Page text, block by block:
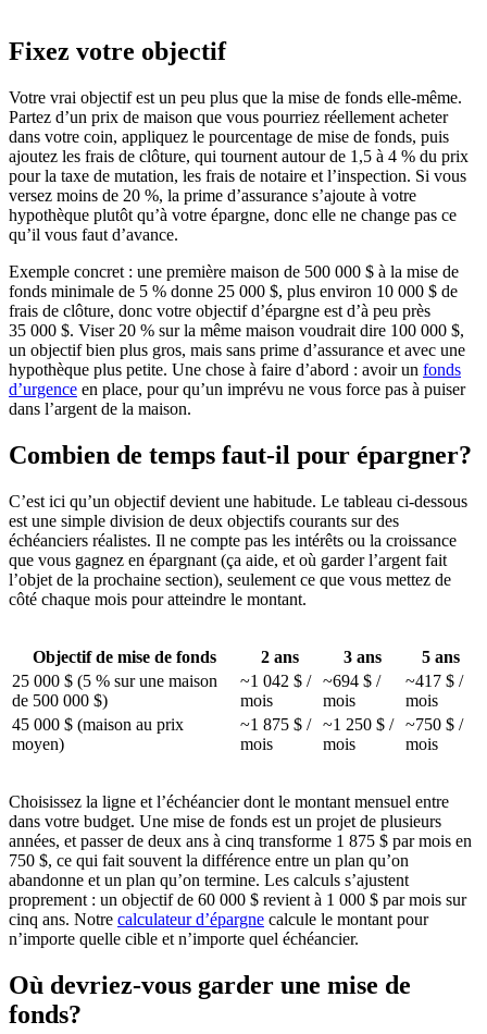
Fixez votre objectif
Votre vrai objectif est un peu plus que la mise de fonds elle-même.
Partez d’un prix de maison que vous pourriez réellement acheter
dans votre coin, appliquez le pourcentage de mise de fonds, puis
ajoutez les frais de clôture, qui tournent autour de 1,5 à 4 % du prix
pour la taxe de mutation, les frais de notaire et l’inspection. Si vous
versez moins de 20 %, la prime d’assurance s’ajoute à votre
hypothèque plutôt qu’à votre épargne, donc elle ne change pas ce
qu’il vous faut d’avance.
Exemple concret : une première maison de 500 000 $ à la mise de
fonds minimale de 5 % donne 25 000 $, plus environ 10 000 $ de
frais de clôture, donc votre objectif d’épargne est d’à peu près
35 000 $. Viser 20 % sur la même maison voudrait dire 100 000 $,
un objectif bien plus gros, mais sans prime d’assurance et avec une
hypothèque plus petite. Une chose à faire d’abord : avoir un fonds
d’urgence en place, pour qu’un imprévu ne vous force pas à puiser
dans l’argent de la maison.
Combien de temps faut-il pour épargner?
C’est ici qu’un objectif devient une habitude. Le tableau ci-dessous
est une simple division de deux objectifs courants sur des
échéanciers réalistes. Il ne compte pas les intérêts ou la croissance
que vous gagnez en épargnant (ça aide, et où garder l’argent fait
l’objet de la prochaine section), seulement ce que vous mettez de
côté chaque mois pour atteindre le montant.
Objectif de mise de fonds 2 ans 3 ans
5 ans
25 000 $ (5 % sur une maison
de 500 000 $)
~1 042 $ /
mois
~694 $ /
mois
~417 $ /
mois
45 000 $ (maison au prix
moyen)
~1 875 $ /
mois
~1 250 $ /
mois
~750 $ /
mois
Choisissez la ligne et l’échéancier dont le montant mensuel entre
dans votre budget. Une mise de fonds est un projet de plusieurs
années, et passer de deux ans à cinq transforme 1 875 $ par mois en
750 $, ce qui fait souvent la différence entre un plan qu’on
abandonne et un plan qu’on termine. Les calculs s’ajustent
proprement : un objectif de 60 000 $ revient à 1 000 $ par mois sur
cinq ans. Notre calculateur d’épargne calcule le montant pour
n’importe quelle cible et n’importe quel échéancier.
Où devriez-vous garder une mise de
fonds?